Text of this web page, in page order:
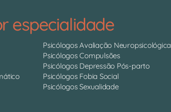
especialidade
Psicólogos Avaliação Neuropsicológica
Psicólogos Compulsões
Psicólogos Depressão Pós-parto
Psicólogos Fobia Social
Psicólogos Sexualidade